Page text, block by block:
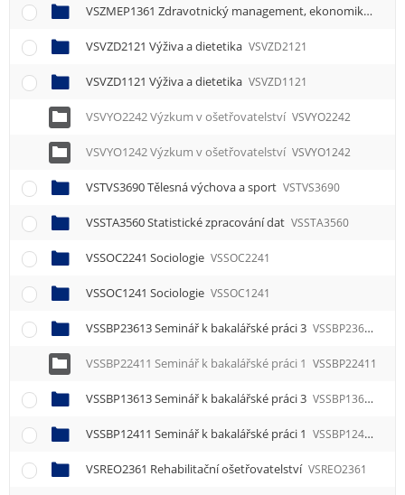
VSZMEP1361 Zdravotnický management, ekonomika a pojišťovnictví
VSVZD2121 Výživa a dietetika VSVZD2121
VSVZD1121 Výživa a dietetika VSVZD1121
VSVYO2242 Výzkum v ošetřovatelství VSVYO2242
VSVYO1242 Výzkum v ošetřovatelství VSVYO1242
VSTVS3690 Tělesná výchova a sport VSTVS3690
VSSTA3560 Statistické zpracování dat VSSTA3560
VSSOC2241 Sociologie VSSOC2241
VSSOC1241 Sociologie VSSOC1241
VSSBP23613 Seminář k bakalářské práci 3 VSSBP23613
VSSBP22411 Seminář k bakalářské práci 1 VSSBP22411
VSSBP13613 Seminář k bakalářské práci 3 VSSBP13613
VSSBP12411 Seminář k bakalářské práci 1 VSSBP12411
VSREO2361 Rehabilitační ošetřovatelství VSREO2361